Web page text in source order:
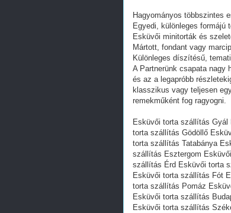
Hagyományos többszintes
Egyedi, különleges formájú
Esküvői minitorták és
Mártott, fondant vagy
Különleges díszítésű,
A Partnerünk csapata nagy
és az a legapróbb
klasszikus vagy teljesen
remekműként fog ragyogni.
Esküvői torta szállítás
torta szállítás Gödöllő
torta szállítás Tatabánya
szállítás Esztergom
szállítás Érd Esküvői torta
Esküvői torta szállítás Fót
torta szállítás Pomáz
Esküvői torta szállítás
Esküvői torta szállítás